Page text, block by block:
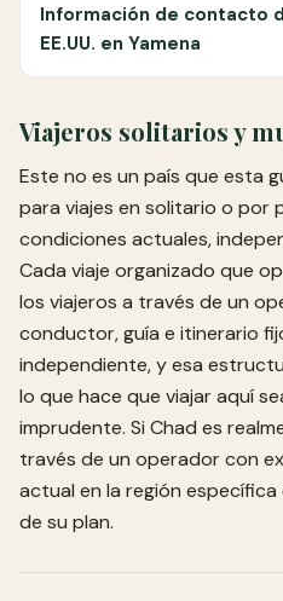
Información de contacto
EE.UU. en Yamena
Viajeros solitarios y
Este no es un país que esta
para viajes en solitario o por
condiciones actuales,
Cada viaje organizado que
los viajeros a través de un
conductor, guía e itinerario
independiente, y esa
lo que hace que viajar aquí
imprudente. Si Chad es
través de un operador con
actual en la región específica
de su plan.